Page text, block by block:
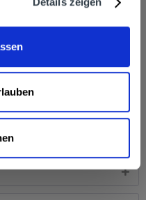
Ludwig-Platz 1, 82488
228